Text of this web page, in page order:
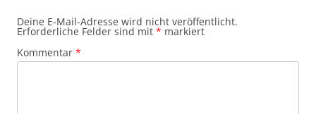
Deine E-Mail-Adresse wird nicht veröffentlicht.
Erforderliche Felder sind mit * markiert
Kommentar *